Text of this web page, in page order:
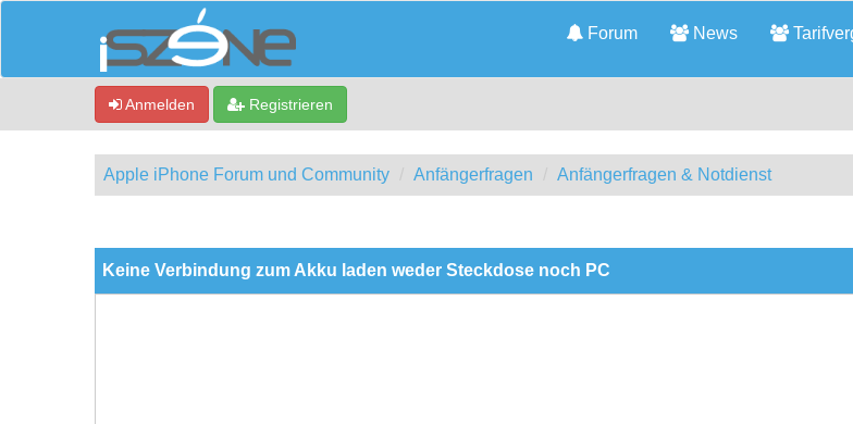
Forum News
Anmelden Registrieren
Apple iPhone Forum und Community Anfängerfragen Anfängerfragen & Notdienst
Keine Verbindung zum Akku laden weder Steckdose noch PC